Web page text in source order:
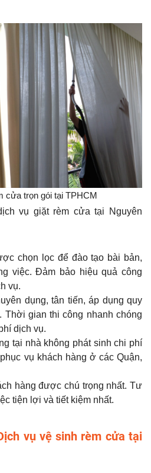
cửa trọn gói tại TPHCM
vụ giặt rèm cửa tại Nguyên
chọn lọc để đào tạo bài bản,
việc. Đảm bảo hiệu quả công
vụ.
dụng, tân tiến, áp dụng quy
Thời gian thi công nhanh chóng
dịch vụ.
tại nhà không phát sinh chi phí
vụ khách hàng ở các Quận,
hàng được chú trọng nhất. Tư
tiện lợi và tiết kiệm nhất.
vụ vệ sinh rèm cửa tại